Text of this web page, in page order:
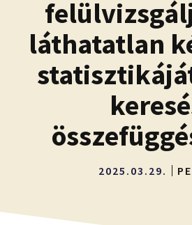
láthatatlan
2025.03.29.